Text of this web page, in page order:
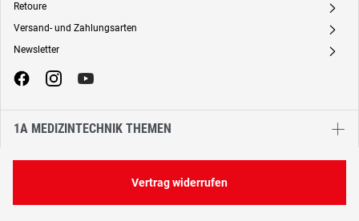
Retoure A
Versand- und Zahlungsarten A
Newsletter A
1A MEDIZINTECHNIK THEMEN
Vertrag widerrufen